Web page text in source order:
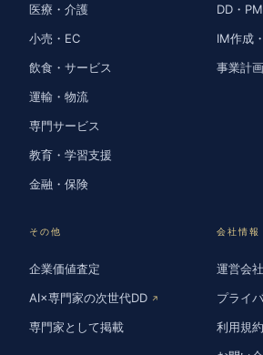
医療・介護
小売・EC
飲食・サービス
運輸・物流
専門サービス
教育・学習支援
金融・保険
DD・
IM作成
事業計
その他
企業価値査定
AI×専門家の次世代DD ↗
専門家として掲載
会社情報
運営会
プライ
利用規約